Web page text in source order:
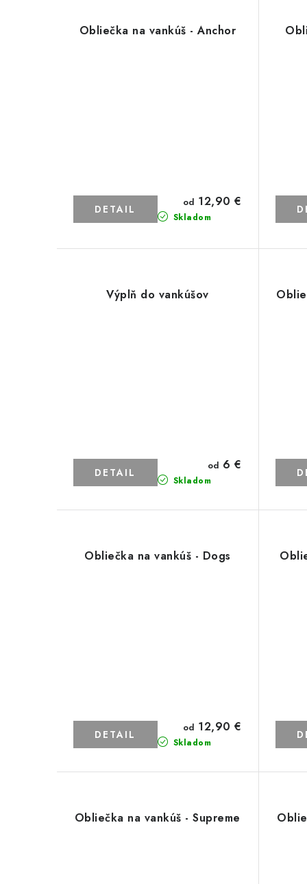
Obliečka na vankúš - Anchor
Skladom
od 12,90 €
DETAIL
Výplň do vankúšov
Skladom
od 6 €
DETAIL
Obliečka na vankúš - Dogs
Skladom
od 12,90 €
DETAIL
Obliečka na vankúš - Supreme